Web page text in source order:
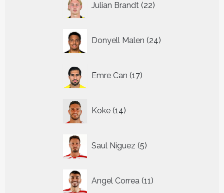
Julian Brandt 22
producten
Donyell Malen 24
producten
Emre Can 17
producten
Koke 14
producten
Saul Niguez 5
producten
Angel Correa 11
producten